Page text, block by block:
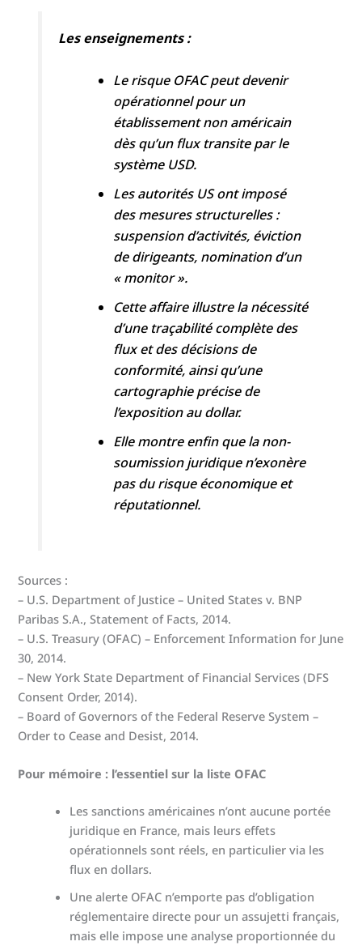
Les enseignements :
Le risque OFAC peut devenir
opérationnel pour un
établissement non américain
dès qu’un flux transite par le
système USD.
Les autorités US ont imposé
des mesures structurelles :
suspension d’activités, éviction
de dirigeants, nomination d’un
« monitor ».
Cette affaire illustre la nécessité
d’une traçabilité complète des
flux et des décisions de
conformité, ainsi qu’une
cartographie précise de
l’exposition au dollar.
Elle montre enfin que la non-
soumission juridique n’exonère
pas du risque économique et
réputationnel.
Sources :
– U.S. Department of Justice – United States v. BNP
Paribas S.A., Statement of Facts, 2014.
– U.S. Treasury (OFAC) – Enforcement Information for June
30, 2014.
– New York State Department of Financial Services (DFS
Consent Order, 2014).
– Board of Governors of the Federal Reserve System –
Order to Cease and Desist, 2014.
Pour mémoire : l’essentiel sur la liste OFAC
Les sanctions américaines n’ont aucune portée
juridique en France, mais leurs effets
opérationnels sont réels, en particulier via les
flux en dollars.
Une alerte OFAC n’emporte pas d’obligation
réglementaire directe pour un assujetti français,
mais elle impose une analyse proportionnée du